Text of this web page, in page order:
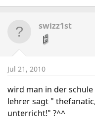
swizz1st
Jul 21, 2010
wird man in der
lehrer sagt "
unterricht!" ?^^